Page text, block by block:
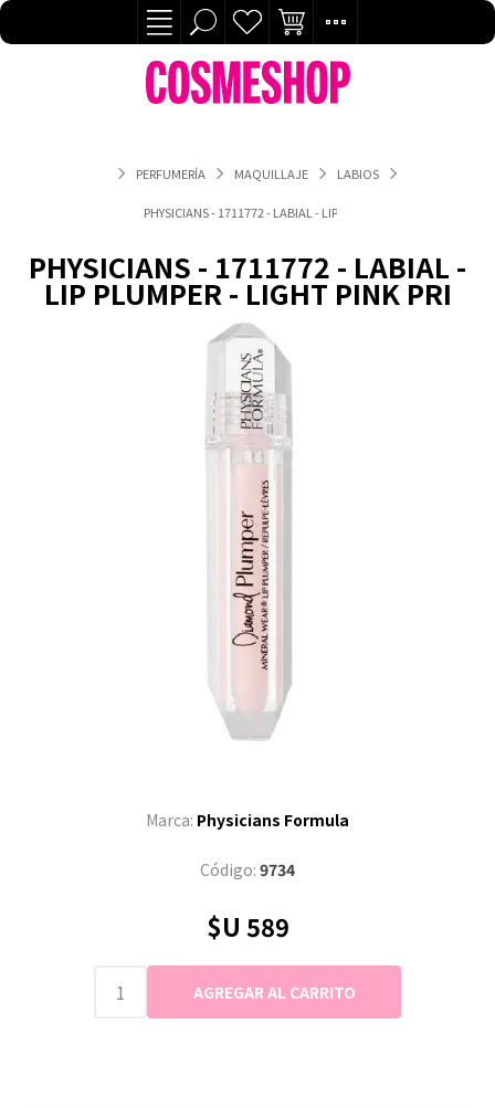
PERFUMERÍA MAQUILLAJE LABIOS
PHYSICIANS - 1711772 - LABIAL - LIP PLUMPER - LIGHT PINK PRI
PHYSICIANS - 1711772 - LABIAL -
LIP PLUMPER - LIGHT PINK PRI
Marca: Physicians Formula
Código: 9734
$U 589